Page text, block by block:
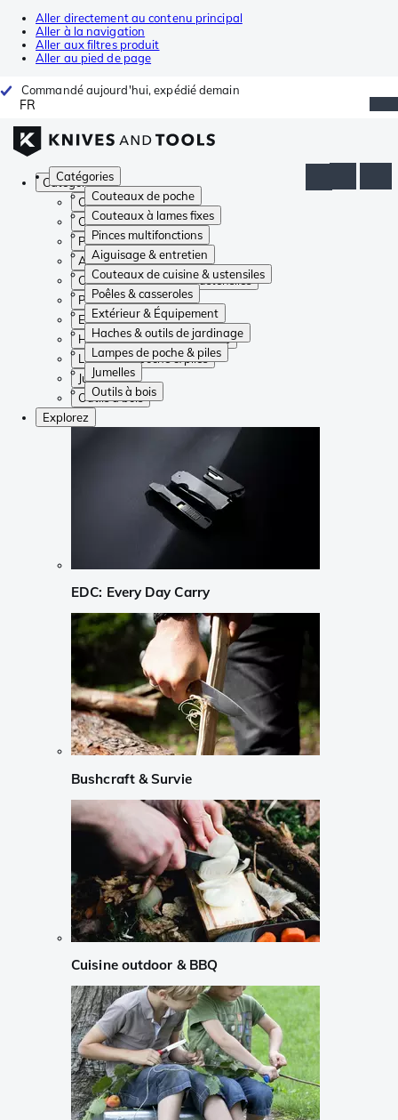
Aller directement au contenu principal
Aller à la navigation
Aller aux filtres produit
Aller au pied de page
Commandé aujourd'hui, expédié demain
FR
Catégories
Couteaux de poche
Couteaux à lames fixes
Pinces multifonctions
Aiguisage & entretien
Couteaux de cuisine & ustensiles
Poêles & casseroles
Extérieur & Équipement
Haches & outils de jardinage
Lampes de poche & piles
Jumelles
Outils à bois
Catégories
Couteaux de poche
Couteaux à lames fixes
Pinces multifonctions
Aiguisage & entretien
Couteaux de cuisine & ustensiles
Poêles & casseroles
Extérieur & Équipement
Haches & outils de jardinage
Lampes de poche & piles
Jumelles
Outils à bois
Explorez
EDC: Every Day Carry
Bushcraft & Survie
Cuisine outdoor & BBQ